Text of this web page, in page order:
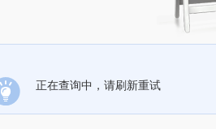
正在查询中，请刷新重试